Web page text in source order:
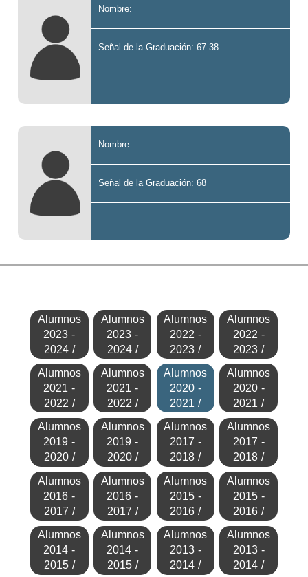
Nombre:
Señal de la Graduación: 67.38
Nombre:
Señal de la Graduación: 68
Alumnos
2023 -
2024 /
Alumnos
2023 -
2024 /
Alumnos
2022 -
2023 /
Alumnos
2022 -
2023 /
Alumnos
2021 -
2022 /
Alumnos
2021 -
2022 /
Alumnos
2020 -
2021 /
Alumnos
2020 -
2021 /
Alumnos
2019 -
2020 /
Alumnos
2019 -
2020 /
Alumnos
2017 -
2018 /
Alumnos
2017 -
2018 /
Alumnos
2016 -
2017 /
Alumnos
2016 -
2017 /
Alumnos
2015 -
2016 /
Alumnos
2015 -
2016 /
Alumnos
2014 -
2015 /
Alumnos
2014 -
2015 /
Alumnos
2013 -
2014 /
Alumnos
2013 -
2014 /